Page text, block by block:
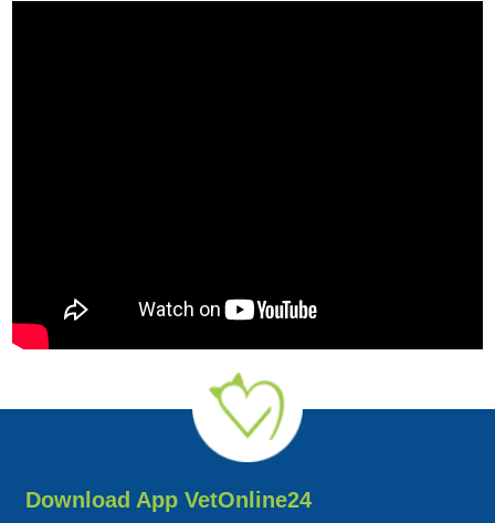
Download App VetOnline24